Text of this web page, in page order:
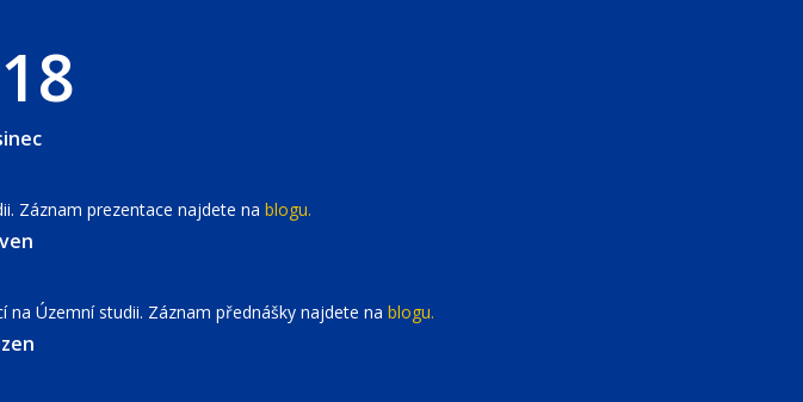
Záznam prezentace najdete na blogu.
Územní studii. Záznam přednášky najdete na blogu.